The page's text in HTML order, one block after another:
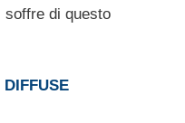
soffre di questo